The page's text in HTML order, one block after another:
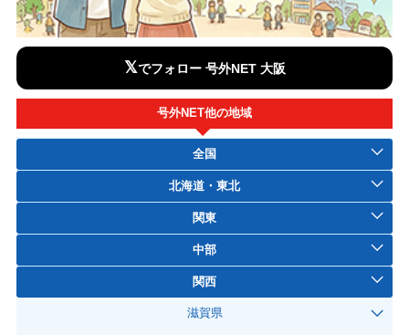
𝕏でフォロー 号外NET 大阪
号外NET他の地域
全国
北海道・東北
関東
中部
関西
滋賀県